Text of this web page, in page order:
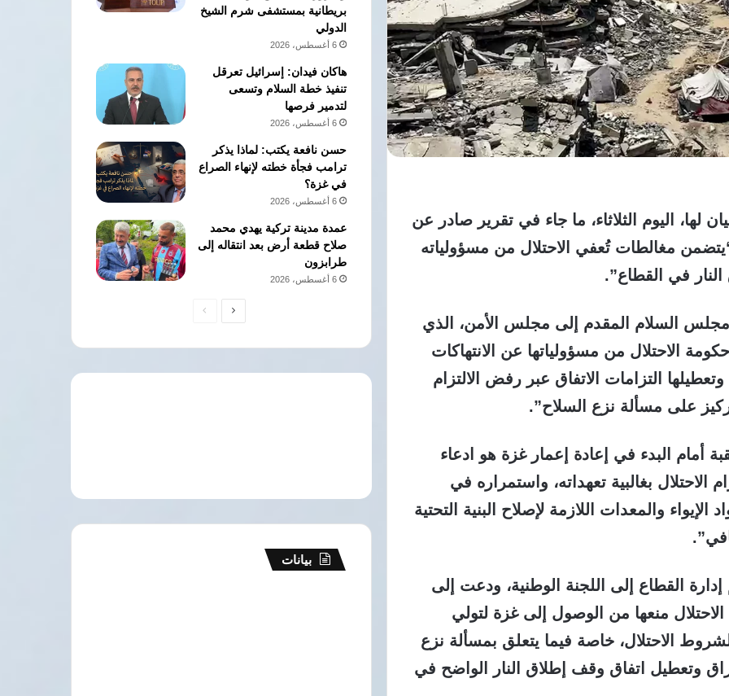
اليوم الثلاثاء، ما جاء في تقرير صادر عن
مغالطات تُعفي الاحتلال من مسؤولياته
النار في القطاع”.
السلام المقدم إلى مجلس الأمن، الذي
الاحتلال من مسؤولياتها عن الانتهاكات
التزامات الاتفاق عبر رفض الالتزام
على مسألة نزع السلاح”.
أمام البدء في إعادة إعمار غزة هو ادعاء
بغالبية تعهداته، واستمراره في
والمعدات اللازمة لإصلاح البنية التحتية
القطاع إلى اللجنة الوطنية، ودعت إلى
منعها من الوصول إلى غزة لتولي
الاحتلال، خاصة فيما يتعلق بمسألة نزع
وتعطيل اتفاق وقف إطلاق النار الواضح في
بريطانية بمستشفى شرم الشيخ
الدولي
6 أغسطس، 2026
هاكان فيدان: إسرائيل تعرقل
تنفيذ خطة السلام وتسعى
لتدمير فرصها
6 أغسطس، 2026
حسن نافعة يكتب: لماذا يذكر
ترامب فجأة خطته لإنهاء الصراع
في غزة؟
6 أغسطس، 2026
عمدة مدينة تركية يهدي محمد
صلاح قطعة أرض بعد انتقاله إلى
طرابزون
6 أغسطس، 2026
الصفحةالصفحة
بيانات